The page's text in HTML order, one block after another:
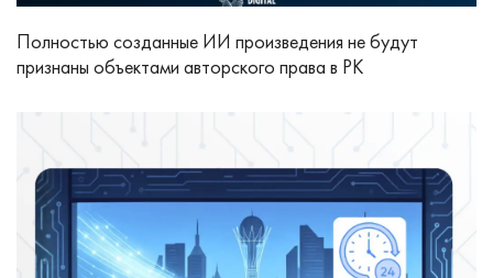
Полностью созданные ИИ произведения не будут
признаны объектами авторского права в РК